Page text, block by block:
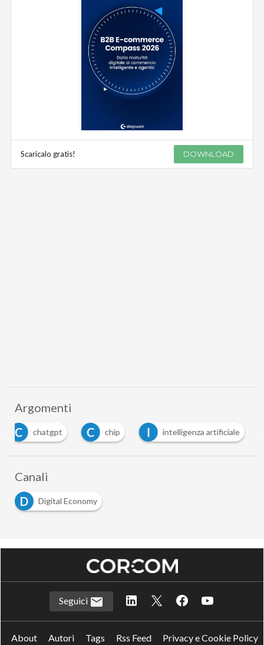
Scaricalo gratis! DOWNLOAD
Argomenti
C
chatgpt C chip I intelligenza artificiale
Canali
D
Digital Economy
Seguici
About Autori Tags Rss Feed
Privacy e Cookie Policy